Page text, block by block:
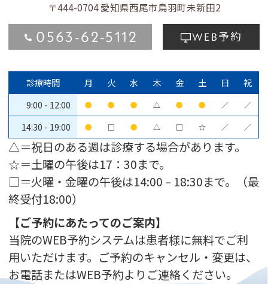
〒444-0704愛知県西尾市鳥羽町未新田2
0563-62-5112 WEB予約
診療時間 月 火 水 木 金 土 日
祝
9:00 - 12:00
● ● ● △ ● ● ／ ／
14:30 - 19:00 ● □ ● △ □ ☆ ／ ／
△＝祝日のある週は診療する場合があります。
☆＝土曜の午後は17：30まで。
□＝火曜・金曜の午後は14:00 – 18:30まで。（最
終受付18:00）
【ご予約にあたってのご案内】
当院のWEB予約システムは患者様に無料でご利
用いただけます。ご予約のキャンセル・変更は、
お電話またはWEB予約よりご連絡ください。